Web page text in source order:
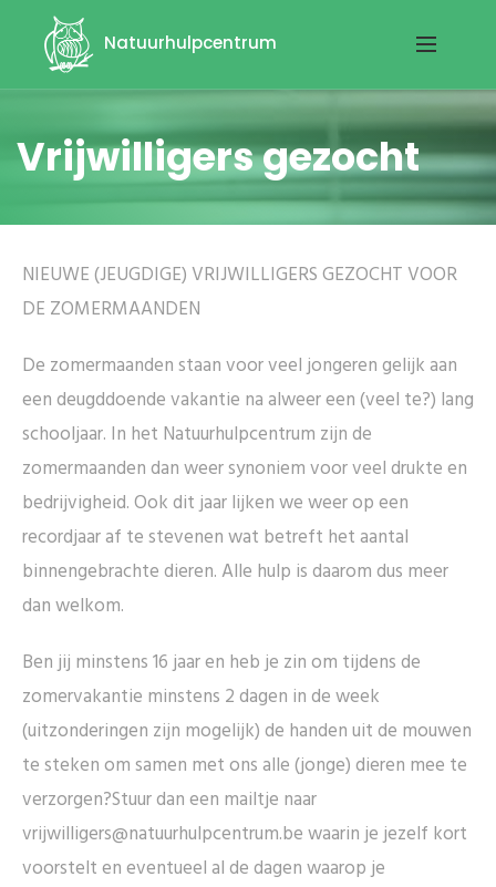
Natuurhulpcentrum
Vrijwilligers gezocht
NIEUWE (JEUGDIGE) VRIJWILLIGERS GEZOCHT VOOR
DE ZOMERMAANDEN
De zomermaanden staan voor veel jongeren gelijk aan
een deugddoende vakantie na alweer een (veel te?) lang
schooljaar. In het Natuurhulpcentrum zijn de
zomermaanden dan weer synoniem voor veel drukte en
bedrijvigheid. Ook dit jaar lijken we weer op een
recordjaar af te stevenen wat betreft het aantal
binnengebrachte dieren. Alle hulp is daarom dus meer
dan welkom.
Ben jij minstens 16 jaar en heb je zin om tijdens de
zomervakantie minstens 2 dagen in de week
(uitzonderingen zijn mogelijk) de handen uit de mouwen
te steken om samen met ons alle (jonge) dieren mee te
verzorgen?Stuur dan een mailtje naar
vrijwilligers@natuurhulpcentrum.be waarin je jezelf kort
voorstelt en eventueel al de dagen waarop je